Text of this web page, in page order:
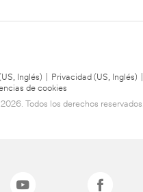
Inglés) Privacidad (US, Inglés)
de cookies
Todos los derechos reservados..